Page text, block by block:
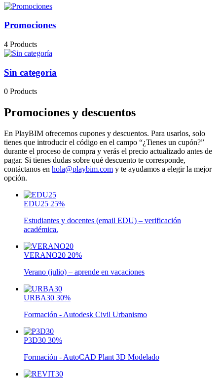
Promociones
4 Products
Sin categoría
0 Products
Promociones y descuentos
En PlayBIM ofrecemos cupones y descuentos. Para usarlos, solo
tienes que introducir el código en el campo “¿Tienes un cupón?”
durante el proceso de compra y verás el precio actualizado antes de
pagar. Si tienes dudas sobre qué descuento te corresponde,
contáctanos en hola@playbim.com y te ayudamos a elegir la mejor
opción.
EDU25 25%
Estudiantes y docentes (email EDU) – verificación
académica.
VERANO20 20%
Verano (julio) – aprende en vacaciones
URBA30 30%
Formación - Autodesk Civil Urbanismo
P3D30 30%
Formación - AutoCAD Plant 3D Modelado